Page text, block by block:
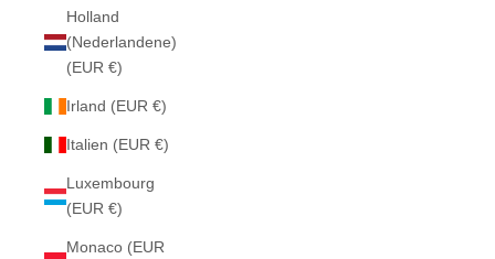
Holland
(Nederlandene)
(EUR €)
Irland (EUR €)
Italien (EUR €)
Luxembourg
(EUR €)
Monaco (EUR